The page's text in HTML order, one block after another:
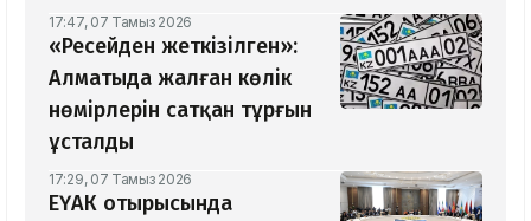
17:47, 07 Тамыз 2026
«Ресейден жеткізілген»:
Алматыда жалған көлік
нөмірлерін сатқан тұрғын
ұсталды
17:29, 07 Тамыз 2026
ЕҮАК отырысында